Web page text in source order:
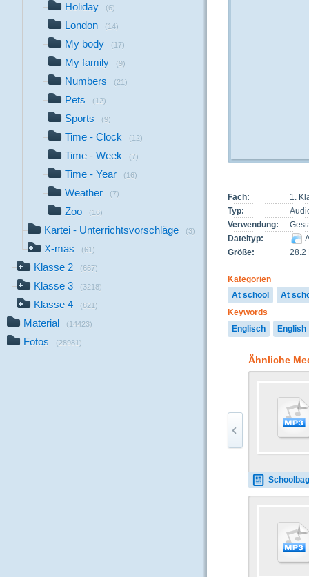
Holiday (6)
London (14)
My body (17)
My family (9)
Numbers (21)
Pets (12)
Sports (9)
Time - Clock (12)
Time - Week (7)
Time - Year (16)
Weather (7)
Zoo (16)
Kartei - Unterrichtsvorschläge (3)
X-mas (61)
Klasse 2 (667)
Klasse 3 (3218)
Klasse 4 (821)
Material (14423)
Fotos (28981)
Fach:
1.
Typ:
Verwendung:
Dateityp:
Größe:
28.2
Kategorien
At school
At
Keywords
Englisch
English
Ähnliche
Schoolbag